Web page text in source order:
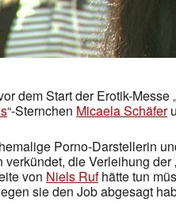
dem Start der Erotik-Messe „
“-Sternchen Micaela Schäfer
Porno-Darstellerin
verkündet, die Verleihung der
von Niels Rufhätte tun
sie den Job abgesagt